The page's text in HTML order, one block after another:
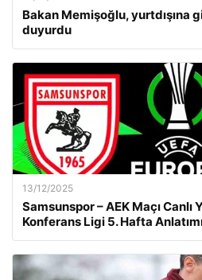
Bakan Memişoğlu, yurtdışına
duyurdu
13/12/2025
Samsunspor – AEK Maçı Canlı
Konferans Ligi 5. Hafta